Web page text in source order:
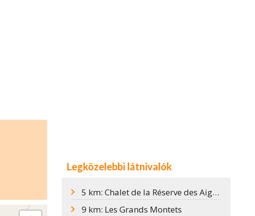
Legközelebbi látnivalók
5 km: Chalet de la Réserve des Aiguilles Rouges
9 km: Les Grands Montets